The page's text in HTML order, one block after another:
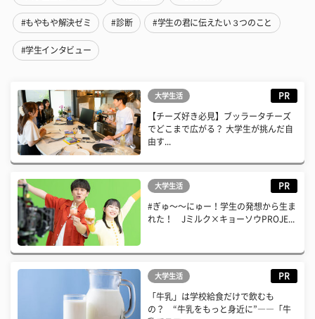
#もやもや解決ゼミ #診断 #学生の君に伝えたい３つのこと
#学生インタビュー
大学生活 PR
【チーズ好き必見】ブッラータチーズ
でどこまで広がる？ 大学生が挑んだ自
由す...
大学生活 PR
#ぎゅ〜〜にゅー！学生の発想から生ま
れた！ Jミルク×キョーソウPROJE...
大学生活 PR
「牛乳」は学校給食だけで飲むも
の？ “牛乳をもっと身近に”――「牛